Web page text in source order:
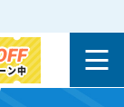
ン中